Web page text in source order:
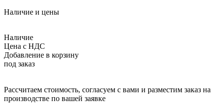
Наличие и цены
Наличие
Цена с НДС
Добавление в корзину
под заказ
Рассчитаем стоимость, согласуем с вами и разместим заказ на
производстве по вашей заявке